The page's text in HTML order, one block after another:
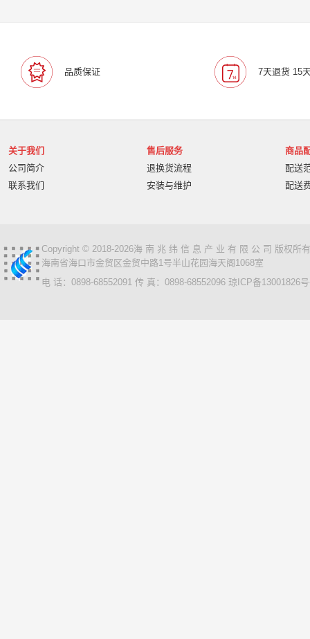
海天地/Soopen
上海易教
立象/ARGOX
美松达/MAXSOUND
航天柏克 柏克
中科
品质保证 7天退货 15
关于我们
公司简介
联系我们
售后服务
退换货流程
安装与维护
商品
配送
配送
Copyright © 2018-2026海 南 兆 纬 信 息 产 业 有 限 公 司 版权所
海南省海口市金贸区金贸中路1号半山花园海天阁1068室
电 话：0898-68552091 传 真：0898-68552096 琼ICP备13001826